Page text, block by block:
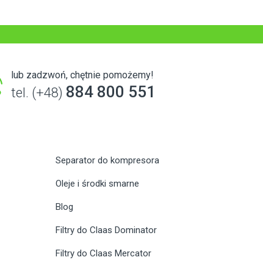
lub zadzwoń, chętnie pomożemy!
tel. (+48) 884 800 551
Separator do kompresora
Oleje i środki smarne
Blog
Filtry do Claas Dominator
Filtry do Claas Mercator